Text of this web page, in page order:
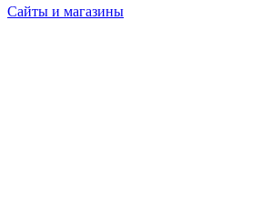
Сайты и магазины